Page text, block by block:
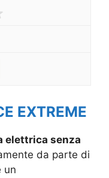
EXTREME
elettrica senza
da parte di
un